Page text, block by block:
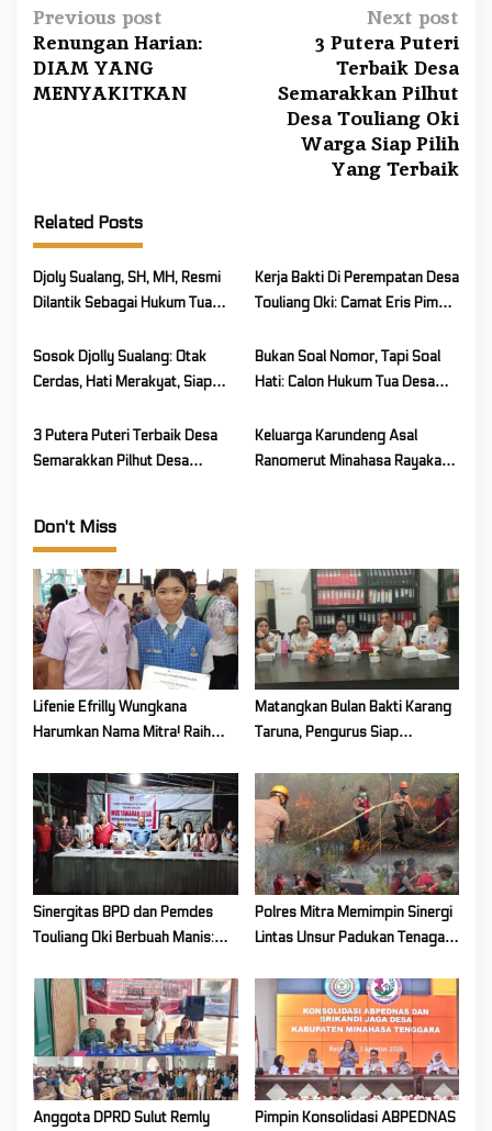
P
o
s
t
i
g
a
i
o
Previous post
Renungan Harian:
DIAM YANG
MENYAKITKAN
Next post
3 Putera Puteri
Terbaik Desa
Semarakkan Pilhut
Desa Touliang Oki
Warga Siap Pilih
Yang Terbaik
Related Posts
Djoly Sualang, SH, MH, Resmi
Dilantik Sebagai Hukum Tua
Kedatangannya disambut
meriah ratusan warga desa.
Kerja Bakti Di Perempatan Desa
Touliang Oki: Camat Eris Pimpin
Sosok Djolly Sualang: Otak
Cerdas, Hati Merakyat, Siap
Desa Dukungan Warga Terus
Bertambah
Bukan Soal Nomor, Tapi Soal
Hati: Calon Hukum Tua Desa
Aman Dan Damai
3 Putera Puteri Terbaik Desa
Semarakkan Pilhut Desa
Keluarga Karundeng Asal
Ranomerut Minahasa Rayakan
Don't Miss
Lifenie Efrilly Wungkana
Harumkan Nama Mitra! Raih
Tingkat Provinsi
Matangkan Bulan Bakti Karang
Taruna, Pengurus Siap
Mitra
Sinergitas BPD dan Pemdes
Touliang Oki Berbuah Manis:
Program Unggulan 2027
Polres Mitra Memimpin Sinergi
Lintas Unsur Padukan Tenaga
Gunung Soputan
Anggota DPRD Sulut Remly
Pimpin Konsolidasi ABPEDNAS